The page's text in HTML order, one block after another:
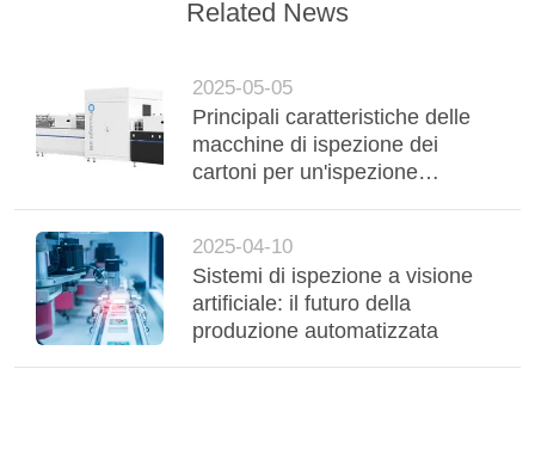
Related News
2025-05-05
Principali caratteristiche delle
macchine di ispezione dei
cartoni per un'ispezione
2025-04-10
Sistemi di ispezione a visione
artificiale: il futuro della
produzione automatizzata